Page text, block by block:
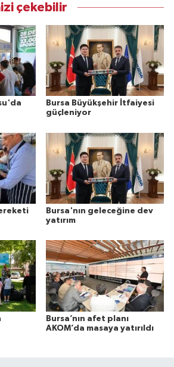
çekebilir
Bursa Büyükşehir İtfaiyesi
güçleniyor
Bursa'nın geleceğine dev
yatırım
Bursa’nın afet planı
AKOM’da masaya yatırıldı